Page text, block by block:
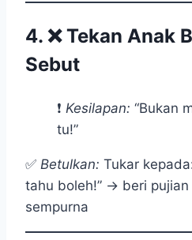
4. ❌Tekan Anak
Sebut
❗ Kesilapan: “Bukan
tu!”
✅ Betulkan: Tukar
tahu boleh!” → beri
sempurna